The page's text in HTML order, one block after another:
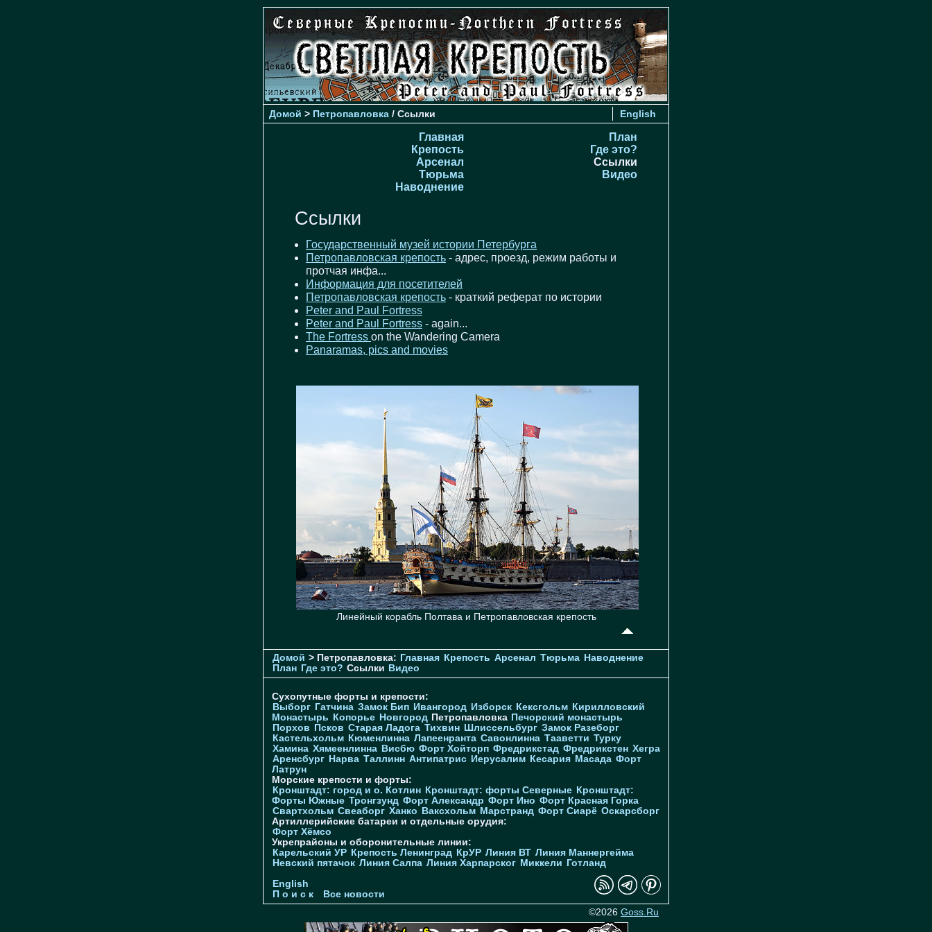
English
Домой > Петропавловка / Ссылки
Главная
Крепость
Арсенал
Тюрьма
Наводнение
План
Где это?
Ссылки
Видео
Ссылки
Государственный музей истории Петербурга
Петропавловская крепость - aдрес, проезд, режим работы и
протчая инфа...
Информация для посетителей
Петропавловская крепость - краткий реферат по истории
Peter and Paul Fortress
Peter and Paul Fortress - again...
The Fortress on the Wandering Camera
Panaramas, pics and movies
Линейный корабль Полтава и Петропавловская крепость
Домой > Петропавловка: Главная Крепость Арсенал Тюрьма Наводнение
План Где это? Ссылки Видео
Сухопутные форты и крепости:
Выборг Гатчина Замок Бип Ивангород Изборск Кексгольм Кирилловский
Монастырь Копорье Новгород Петропавловка Печорcкий монастырь
Порхов Псков Старая Ладога Тихвин Шлиссельбург Замок Разеборг
Кастельхольм Кюменлинна Лапеенранта Савонлинна Тааветти Турку
Хамина Хямеенлинна Висбю Форт Хойторп Фредрикстад Фредрикстен Хегра
Аренсбург Нарва Таллинн Антипатрис Иерусалим Кесария Масада Форт
Латрун
Морские крепости и форты:
Кронштадт: город и о. Котлин Кронштадт: форты Северные Кронштадт:
Форты Южные Тронгзунд Форт Александр Форт Ино Форт Красная Горка
Свартхольм Свеаборг Ханко Ваксхольм Марстранд Форт Сиарё Оскарсборг
Артиллерийские батареи и отдельные орудия:
Форт Хёмсо
Укрепрайоны и оборонительные линии:
Карельский УР Крепость Ленинград КрУР Линия ВТ Линия Маннергейма
Невский пятачок Линия Салпа Линия Харпарског Миккели Готланд
English
П о и с к
Все новости
©2026 Goss.Ru